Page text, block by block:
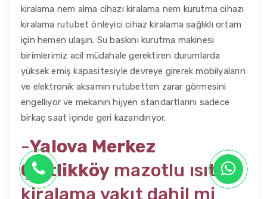
kiralama nem alma cihazı kiralama nem kurutma cihazı
kiralama rutubet önleyici cihaz kiralama sağlıklı ortam
için hemen ulaşın. Su baskını kurutma makinesi
birimlerimiz acil müdahale gerektiren durumlarda
yüksek emiş kapasitesiyle devreye girerek mobilyaların
ve elektronik aksamın rutubetten zarar görmesini
engelliyor ve mekanın hijyen standartlarını sadece
birkaç saat içinde geri kazandırıyor.
-Yalova Merkez
Çiftlikköy mazotlu ısıtıcı
kiralama yakıt dahil mi